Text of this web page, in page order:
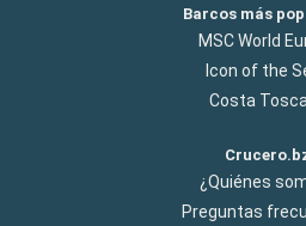
Barcos más
MSC World
Icon of the
Costa
¿Quiénes
Preguntas